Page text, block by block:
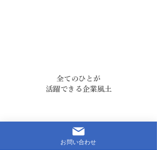
全てのひとが
活躍できる企業風土
お問い合わせ